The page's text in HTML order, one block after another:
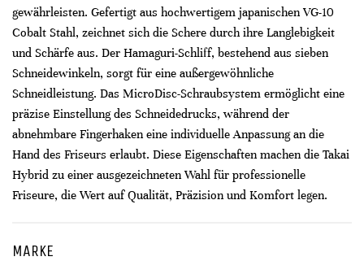
gewährleisten. Gefertigt aus hochwertigem japanischen VG-10
Cobalt Stahl, zeichnet sich die Schere durch ihre Langlebigkeit
und Schärfe aus. Der Hamaguri-Schliff, bestehend aus sieben
Schneidewinkeln, sorgt für eine außergewöhnliche
Schneidleistung. Das MicroDisc-Schraubsystem ermöglicht eine
präzise Einstellung des Schneidedrucks, während der
abnehmbare Fingerhaken eine individuelle Anpassung an die
Hand des Friseurs erlaubt. Diese Eigenschaften machen die Takai
Hybrid zu einer ausgezeichneten Wahl für professionelle
Friseure, die Wert auf Qualität, Präzision und Komfort legen.
MARKE